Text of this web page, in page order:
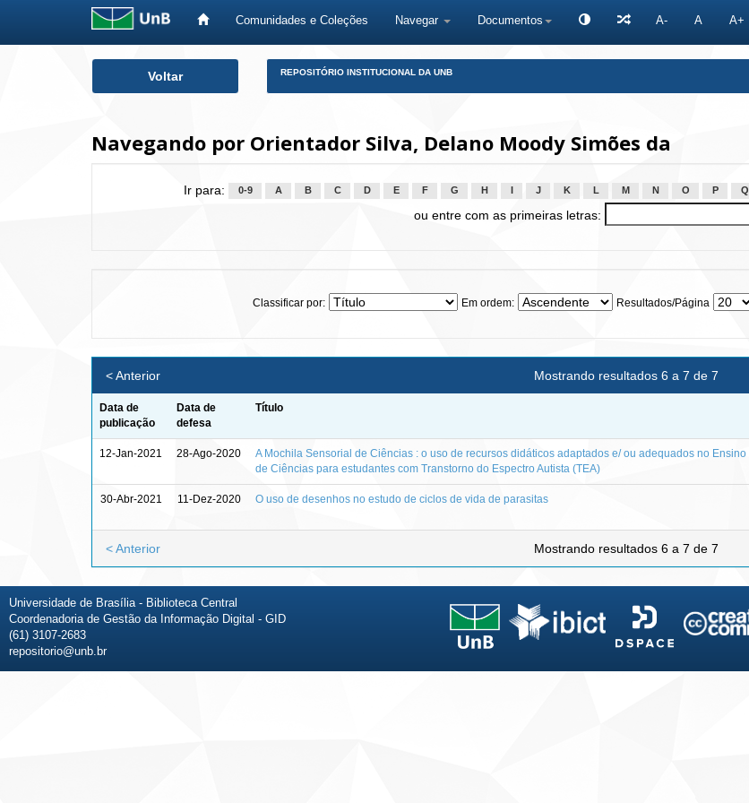
Comunidades e Coleções Navegar Documentos A- A A+
Voltar REPOSITÓRIO INSTITUCIONAL DA UNB
Navegando por Orientador Silva, Delano Moody Simões da
Ir para: 0-9 A B C D E F G H J K L M N O P Q
ou entre com as primeiras letras:
Classificar por: Em ordem: Resultados/Página
Mostrando resultados 6 a 7 de 7
< Anterior
Data de
publicação
Data de
defesa
Título
12-Jan-2021 28-Ago-2020
A Mochila Sensorial de Ciências : o uso de recursos didáticos adaptados e/ ou adequados no Ensino
de Ciências para estudantes com Transtorno do Espectro Autista (TEA)
30-Abr-2021 11-Dez-2020 O uso de desenhos no estudo de ciclos de vida de parasitas
Mostrando resultados 6 a 7 de 7
< Anterior
Universidade de Brasília - Biblioteca Central
Coordenadoria de Gestão da Informação Digital - GID
(61) 3107-2683
repositorio@unb.br